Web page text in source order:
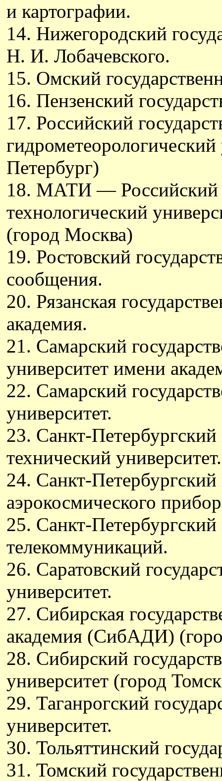
и картографии.
14. Нижегородский
Н. И. Лобачевского.
15. Омский
16. Пензенский
17. Российский
Петербург)
18. МАТИ — Российский
технологический
(город Москва)
19. Ростовский
сообщения.
20. Рязанская
академия.
21. Самарский
университет имени
22. Самарский
университет.
23. Санкт-
технический университет.
24. Санкт-Петербургский
аэрокосмического
25. Санкт-Петербургский
телекоммуникаций.
26. Саратовский
университет.
27. Сибирская
академия (СибАДИ)
28. Сибирский
университет (город
29. Таганрогский
университет.
30. Тольяттинский
31. Томский